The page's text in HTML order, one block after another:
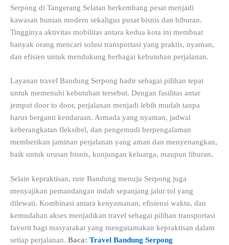
Serpong di Tangerang Selatan berkembang pesat menjadi
kawasan hunian modern sekaligus pusat bisnis dan hiburan.
Tingginya aktivitas mobilitas antara kedua kota ini membuat
banyak orang mencari solusi transportasi yang praktis, nyaman,
dan efisien untuk mendukung berbagai kebutuhan perjalanan.
Layanan travel Bandung Serpong hadir sebagai pilihan tepat
untuk memenuhi kebutuhan tersebut. Dengan fasilitas antar
jemput door to door, perjalanan menjadi lebih mudah tanpa
harus berganti kendaraan. Armada yang nyaman, jadwal
keberangkatan fleksibel, dan pengemudi berpengalaman
memberikan jaminan perjalanan yang aman dan menyenangkan,
baik untuk urusan bisnis, kunjungan keluarga, maupun liburan.
Selain kepraktisan, rute Bandung menuju Serpong juga
menyajikan pemandangan indah sepanjang jalur tol yang
dilewati. Kombinasi antara kenyamanan, efisiensi waktu, dan
kemudahan akses menjadikan travel sebagai pilihan transportasi
favorit bagi masyarakat yang mengutamakan kepraktisan dalam
setiap perjalanan. Baca: Travel Bandung Serpong